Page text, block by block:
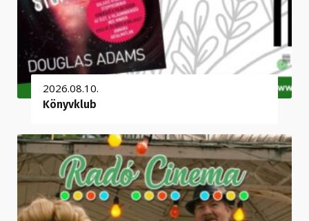
2026.08.10.
Könyvklub